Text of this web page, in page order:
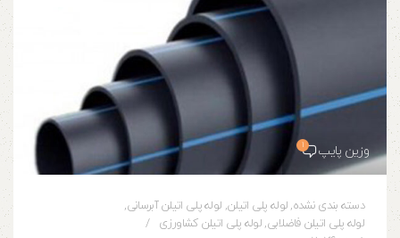
وزین پایپ 1
دسته بندی نشده, لوله پلی اتیلن, لوله پلی اتیلن آبرسانی,
لوله پلی اتیلن فاضلابی, لوله پلی اتیلن کشاورزی